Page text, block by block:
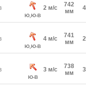
Ю,Ю-В
2 м/с
742
мм
Ю,Ю-В
4 м/с
741
мм
Ю-В
3 м/с
738
мм